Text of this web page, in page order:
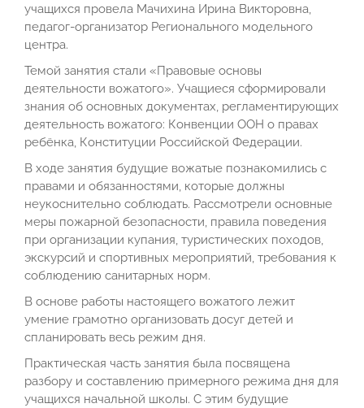
учащихся провела Мачихина Ирина Викторовна,
педагог-организатор Регионального модельного
центра.
Темой занятия стали «Правовые основы
деятельности вожатого». Учащиеся сформировали
знания об основных документах, регламентирующих
деятельность вожатого: Конвенции ООН о правах
ребёнка, Конституции Российской Федерации.
В ходе занятия будущие вожатые познакомились с
правами и обязанностями, которые должны
неукоснительно соблюдать. Рассмотрели основные
меры пожарной безопасности, правила поведения
при организации купания, туристических походов,
экскурсий и спортивных мероприятий, требования к
соблюдению санитарных норм.
В основе работы настоящего вожатого лежит
умение грамотно организовать досуг детей и
спланировать весь режим дня.
Практическая часть занятия была посвящена
разбору и составлению примерного режима дня для
учащихся начальной школы. С этим будущие